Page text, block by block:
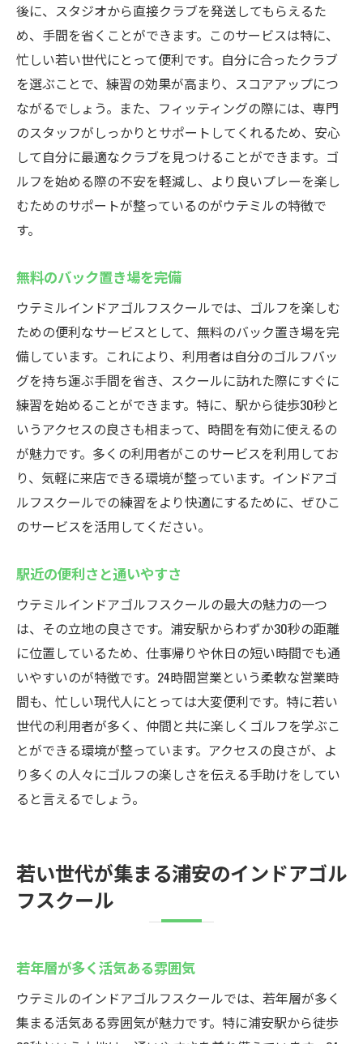
初心者から上級者まで対応
設備の充実で快適な練習
若者に人気の浦安インドアゴルフスクール
若者に支持されるスクール
人気の秘密はリーズナブルさ
同年代とゴルフを楽しむ
初心者も安心の充実サポート
多彩なプログラムで飽きない
ルウテミル
いつでも通える便利さ
24時間オープンの利便性
忙しい人にも最適な環境
朝から夜まで自由に練習
予約不要で手軽に利用可能
時間に縛られずに練習できる
後に、スタジオから直接クラブを発送してもらえるた
め、手間を省くことができます。このサービスは特に、
忙しい若い世代にとって便利です。自分に合ったクラブ
を選ぶことで、練習の効果が高まり、スコアアップにつ
ながるでしょう。また、フィッティングの際には、専門
のスタッフがしっかりとサポートしてくれるため、安心
して自分に最適なクラブを見つけることができます。ゴ
ルフを始める際の不安を軽減し、より良いプレーを楽し
むためのサポートが整っているのがウテミルの特徴で
す。
無料のバック置き場を完備
ウテミルインドアゴルフスクールでは、ゴルフを楽しむ
ための便利なサービスとして、無料のバック置き場を完
備しています。これにより、利用者は自分のゴルフバッ
グを持ち運ぶ手間を省き、スクールに訪れた際にすぐに
練習を始めることができます。特に、駅から徒歩30秒と
いうアクセスの良さも相まって、時間を有効に使えるの
が魅力です。多くの利用者がこのサービスを利用してお
り、気軽に来店できる環境が整っています。インドアゴ
ルフスクールでの練習をより快適にするために、ぜひこ
のサービスを活用してください。
駅近の便利さと通いやすさ
ウテミルインドアゴルフスクールの最大の魅力の一つ
は、その立地の良さです。浦安駅からわずか30秒の距離
に位置しているため、仕事帰りや休日の短い時間でも通
いやすいのが特徴です。24時間営業という柔軟な営業時
間も、忙しい現代人にとっては大変便利です。特に若い
世代の利用者が多く、仲間と共に楽しくゴルフを学ぶこ
とができる環境が整っています。アクセスの良さが、よ
り多くの人々にゴルフの楽しさを伝える手助けをしてい
ると言えるでしょう。
若い世代が集まる浦安のインドアゴル
フスクール
若年層が多く活気ある雰囲気
ウテミルのインドアゴルフスクールでは、若年層が多く
集まる活気ある雰囲気が魅力です。特に浦安駅から徒歩